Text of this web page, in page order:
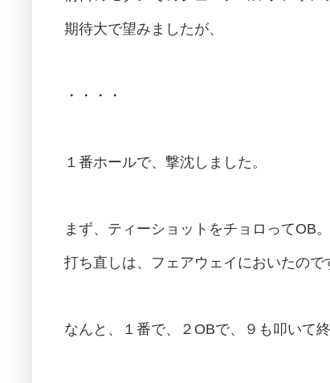
期待大で望みましたが、
・・・・
１番ホールで、撃沈しました。
まず、ティーショットをチョロってOB。
打ち直しは、フェアウェイにおいたので
なんと、１番で、２OBで、９も叩いて終